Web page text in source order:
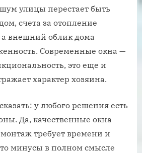
улицы перестает быть
счета за отопление
а внешний облик дома
Современные окна —
это еще и
характер хозяина.
у любого решения есть
Да, качественные окна
требует времени и
минусы в полном смысле